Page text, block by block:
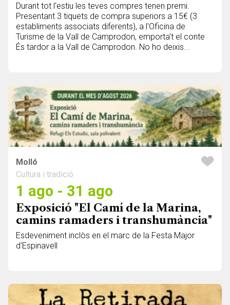
Durant tot l'estiu les teves compres tenen premi.
Presentant 3 tiquets de compra superiors a 15€ (3
establiments associats diferents), a l'Oficina de
Turisme de la Vall de Camprodon, emporta't el conte
És tardor a la Vall de Camprodon. No ho deixis...
Molló
Cultura i tradició
1 ago - 31 ago
Exposició "El Camí de la Marina,
camins ramaders i transhumància"
Esdeveniment inclòs en el marc de la Festa Major
d'Espinavell